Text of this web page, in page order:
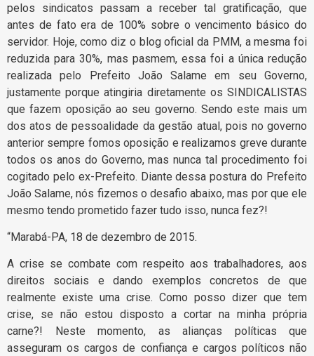
pelos sindicatos passam a receber tal gratificação, que
antes de fato era de 100% sobre o vencimento básico do
servidor. Hoje, como diz o blog oficial da PMM, a mesma foi
reduzida para 30%, mas pasmem, essa foi a única redução
realizada pelo Prefeito João Salame em seu Governo,
justamente porque atingiria diretamente os SINDICALISTAS
que fazem oposição ao seu governo. Sendo este mais um
dos atos de pessoalidade da gestão atual, pois no governo
anterior sempre fomos oposição e realizamos greve durante
todos os anos do Governo, mas nunca tal procedimento foi
cogitado pelo ex-Prefeito. Diante dessa postura do Prefeito
João Salame, nós fizemos o desafio abaixo, mas por que ele
mesmo tendo prometido fazer tudo isso, nunca fez?!
“Marabá-PA, 18 de dezembro de 2015.
A crise se combate com respeito aos trabalhadores, aos
direitos sociais e dando exemplos concretos de que
realmente existe uma crise. Como posso dizer que tem
crise, se não estou disposto a cortar na minha própria
carne?! Neste momento, as alianças políticas que
asseguram os cargos de confiança e cargos políticos não